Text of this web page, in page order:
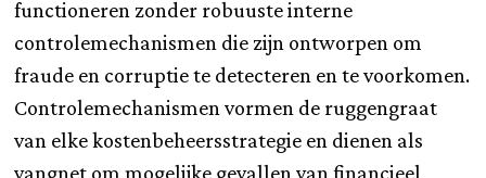
functioneren zonder robuuste interne
controlemechanismen die zijn ontworpen om
fraude en corruptie te detecteren en te voorkomen.
Controlemechanismen vormen de ruggengraat
van elke kostenbeheersstrategie en dienen als
vangnet om mogelijke gevallen van financieel